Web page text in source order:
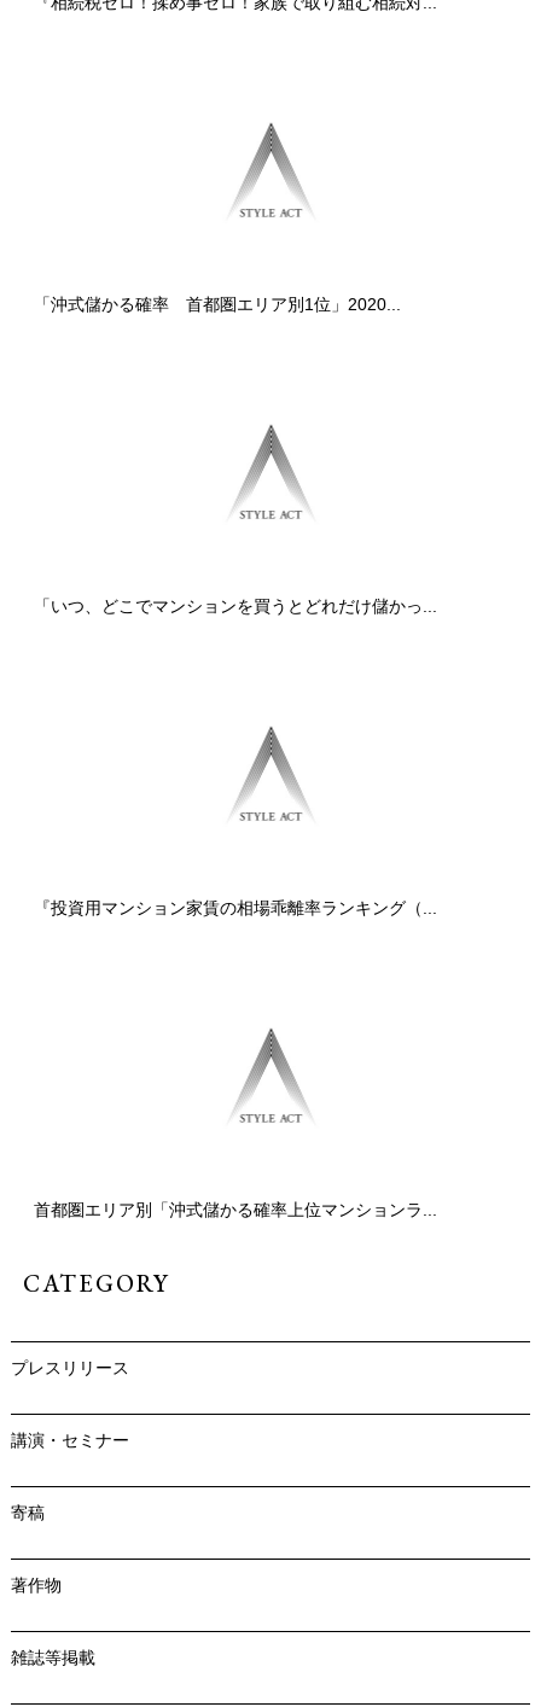
「沖式儲かる確率 首都圏エリア別1位」2020...
「いつ、どこでマンションを買うとどれだけ儲かっ...
『投資用マンション家賃の相場乖離率ランキング（...
首都圏エリア別「沖式儲かる確率上位マンションラ...
CATEGORY
プレスリリース
講演・セミナー
寄稿
著作物
雑誌等掲載